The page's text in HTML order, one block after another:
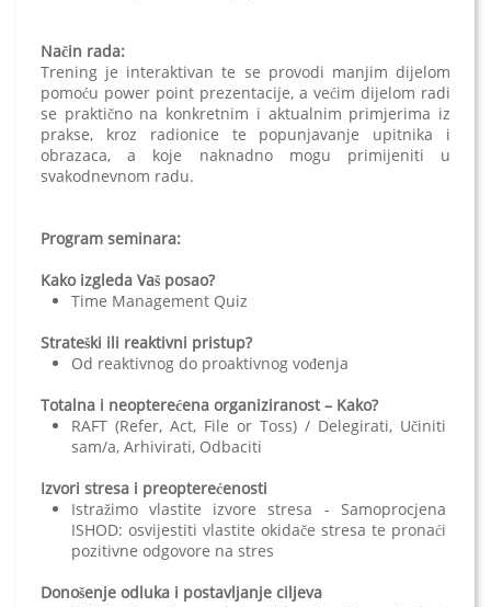
Način rada:
Trening je interaktivan te se provodi manjim dijelom
pomoću power point prezentacije, a većim dijelom radi
se praktično na konkretnim i aktualnim primjerima iz
prakse, kroz radionice te popunjavanje upitnika i
obrazaca, a koje naknadno mogu primijeniti u
svakodnevnom radu.
Program seminara:
Kako izgleda Vaš posao?
Time Management Quiz
Strateški ili reaktivni pristup?
Od reaktivnog do proaktivnog vođenja
Totalna i neopterećena organiziranost – Kako?
RAFT (Refer, Act, File or Toss) / Delegirati, Učiniti
sam/a, Arhivirati, Odbaciti
Izvori stresa i preopterećenosti
Istražimo vlastite izvore stresa - Samoprocjena
ISHOD: osvijestiti vlastite okidače stresa te pronaći
pozitivne odgovore na stres
Donošenje odluka i postavljanje ciljeva